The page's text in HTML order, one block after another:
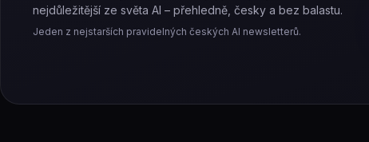
nejdůležitější ze světa AI – přehledně, česky a bez balastu.
Jeden z nejstarších pravidelných českých AI newsletterů.